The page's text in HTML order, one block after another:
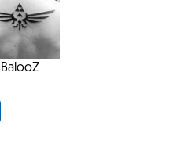
BalooZ